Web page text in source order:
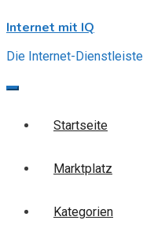
to
Internet mit IQ
Die Internet-
Startseite
Marktplatz
Kategorien